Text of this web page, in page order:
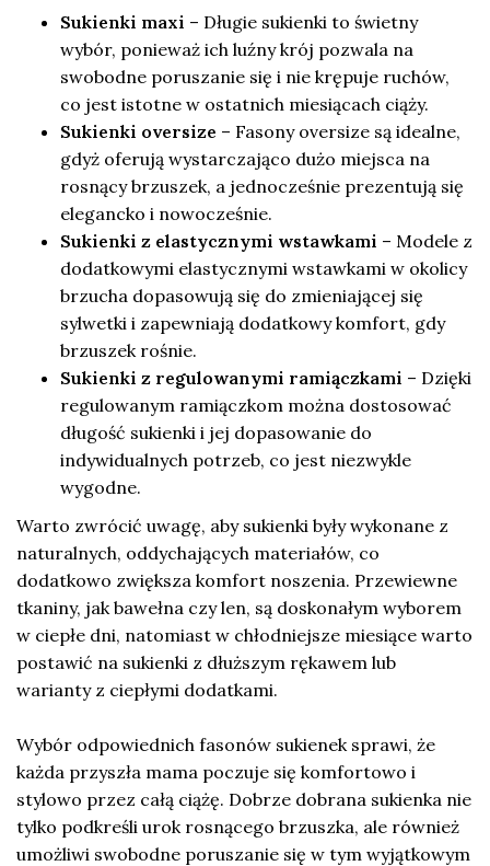
Sukienki maxi – Długie sukienki to świetny
wybór, ponieważ ich luźny krój pozwala na
swobodne poruszanie się i nie krępuje ruchów,
co jest istotne w ostatnich miesiącach ciąży.
Sukienki oversize – Fasony oversize są idealne,
gdyż oferują wystarczająco dużo miejsca na
rosnący brzuszek, a jednocześnie prezentują się
elegancko i nowocześnie.
Sukienki z elastycznymi wstawkami – Modele z
dodatkowymi elastycznymi wstawkami w okolicy
brzucha dopasowują się do zmieniającej się
sylwetki i zapewniają dodatkowy komfort, gdy
brzuszek rośnie.
Sukienki z regulowanymi ramiączkami – Dzięki
regulowanym ramiączkom można dostosować
długość sukienki i jej dopasowanie do
indywidualnych potrzeb, co jest niezwykle
wygodne.
Warto zwrócić uwagę, aby sukienki były wykonane z
naturalnych, oddychających materiałów, co
dodatkowo zwiększa komfort noszenia. Przewiewne
tkaniny, jak bawełna czy len, są doskonałym wyborem
w ciepłe dni, natomiast w chłodniejsze miesiące warto
postawić na sukienki z dłuższym rękawem lub
warianty z ciepłymi dodatkami.
Wybór odpowiednich fasonów sukienek sprawi, że
każda przyszła mama poczuje się komfortowo i
stylowo przez całą ciążę. Dobrze dobrana sukienka nie
tylko podkreśli urok rosnącego brzuszka, ale również
umożliwi swobodne poruszanie się w tym wyjątkowym